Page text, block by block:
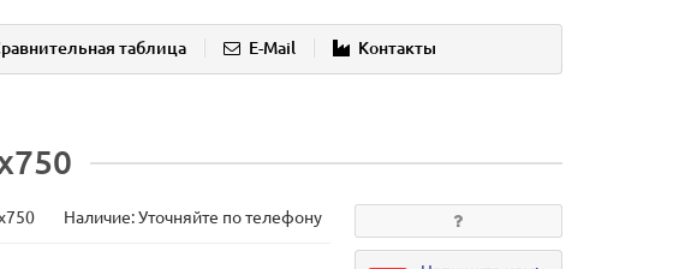
таблица E-Mail Контакты
Наличие: Уточняйте по телефону